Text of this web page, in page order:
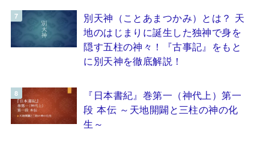
別天神（ことあまつかみ）とは？ 天
地のはじまりに誕生した独神で身を
隠す五柱の神々！『古事記』をもと
に別天神を徹底解説！
『日本書紀』巻第一（神代上）第一
段 本伝 ～天地開闢と三柱の神の化
生～